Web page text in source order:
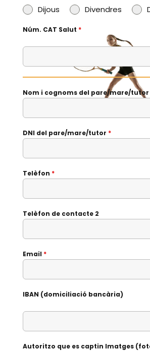
Dijous
Divendres
Núm. CAT Salut *
Nom i cognoms del pare/mare/tutor
DNI del pare/mare/tutor *
Telèfon *
Telèfon de contacte 2
Email *
IBAN (domiciliació bancària)
Autoritzo que es captin Imatges